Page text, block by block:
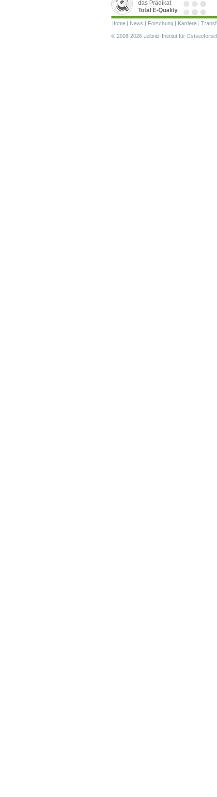
das Prädikat
Total E-Quality
Navigation
überspringen
Home | News | Forschung | Karriere |
© 2008-2026 Leibniz-Institut für